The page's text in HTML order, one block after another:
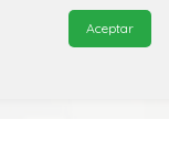
Aceptar